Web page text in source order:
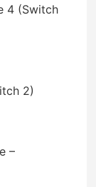
4 (Switch
2)
–